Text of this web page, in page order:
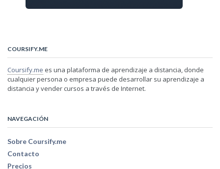
COURSIFY.ME
Coursify.me es una plataforma de aprendizaje a distancia, donde
cualquier persona o empresa puede desarrollar su aprendizaje a
distancia y vender cursos a través de Internet.
NAVEGACIÓN
Sobre Coursify.me
Contacto
Precios